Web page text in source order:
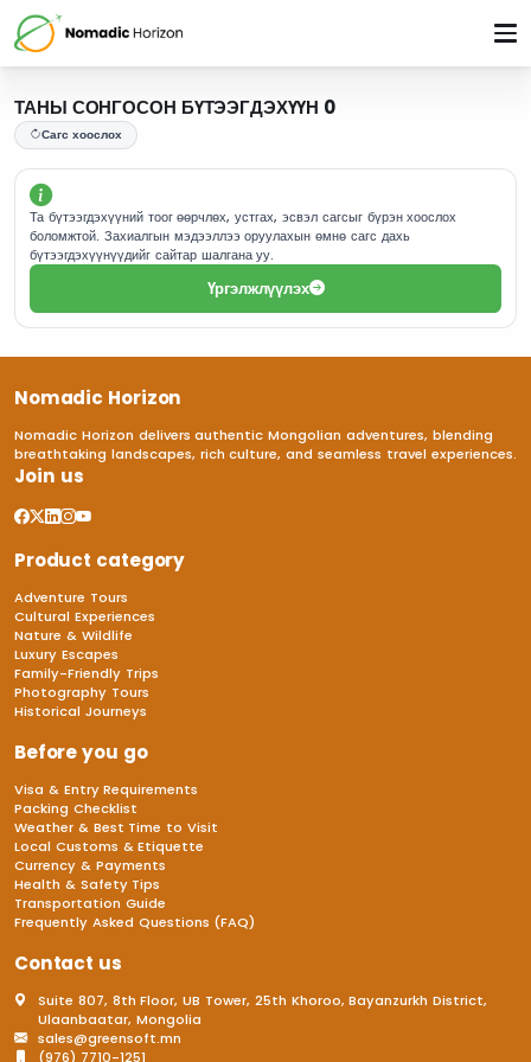
ТАНЫ СОНГОСОН БҮТЭЭГДЭХҮҮН 0
Сагс хоослох
Та бүтээгдэхүүний тоог өөрчлөх, устгах, эсвэл сагсыг бүрэн хоослох
боломжтой. Захиалгын мэдээллээ оруулахын өмнө сагс дахь
бүтээгдэхүүнүүдийг сайтар шалгана уу.
Үргэлжлүүлэх
Nomadic Horizon
Nomadic Horizon delivers authentic Mongolian adventures, blending
breathtaking landscapes, rich culture, and seamless travel experiences.
Join us
Product category
Adventure Tours
Cultural Experiences
Nature & Wildlife
Luxury Escapes
Family-Friendly Trips
Photography Tours
Historical Journeys
Before you go
Visa & Entry Requirements
Packing Checklist
Weather & Best Time to Visit
Local Customs & Etiquette
Currency & Payments
Health & Safety Tips
Transportation Guide
Frequently Asked Questions (FAQ)
Contact us
Suite 807, 8th Floor, UB Tower, 25th Khoroo, Bayanzurkh District,
Ulaanbaatar, Mongolia
sales@greensoft.mn
(976) 7710-1251